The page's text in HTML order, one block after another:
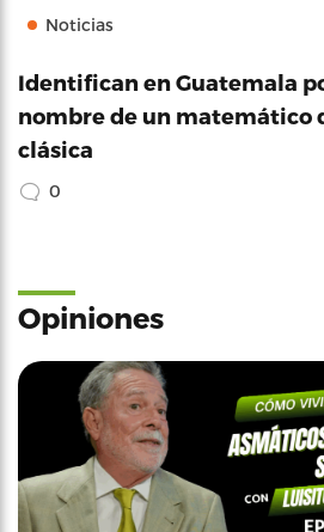
Noticias
Identifican en Guatemala
nombre de un matemático
clásica
0
Opiniones